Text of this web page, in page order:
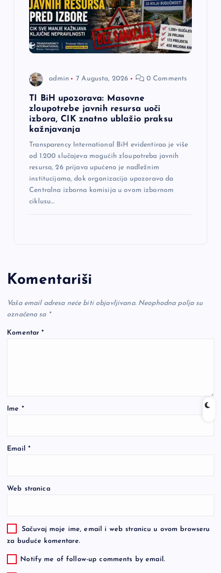
admin 7 Augusta, 2026 0 Comments
TI BiH upozorava: Masovne
zloupotrebe javnih resursa uoči
izbora, CIK znatno ublažio praksu
kažnjavanja
Transparency International BiH evidentirao je više
od 1.200 slučajeva mogućih zloupotreba javnih
resursa, 26 prijava upućeno je nadležnim
institucijama, dok organizacija upozorava da
Centralna izborna komisija u ovom izbornom
ciklusu…
Komentariši
Vaša email adresa neće biti objavljivana. Neophodna polja su
označena sa *
Komentar*
Ime *
Email *
Web stranica
Sačuvaj moje ime, email i web stranicu u ovom browseru
za buduće komentare.
Notify me of follow-up comments by email.